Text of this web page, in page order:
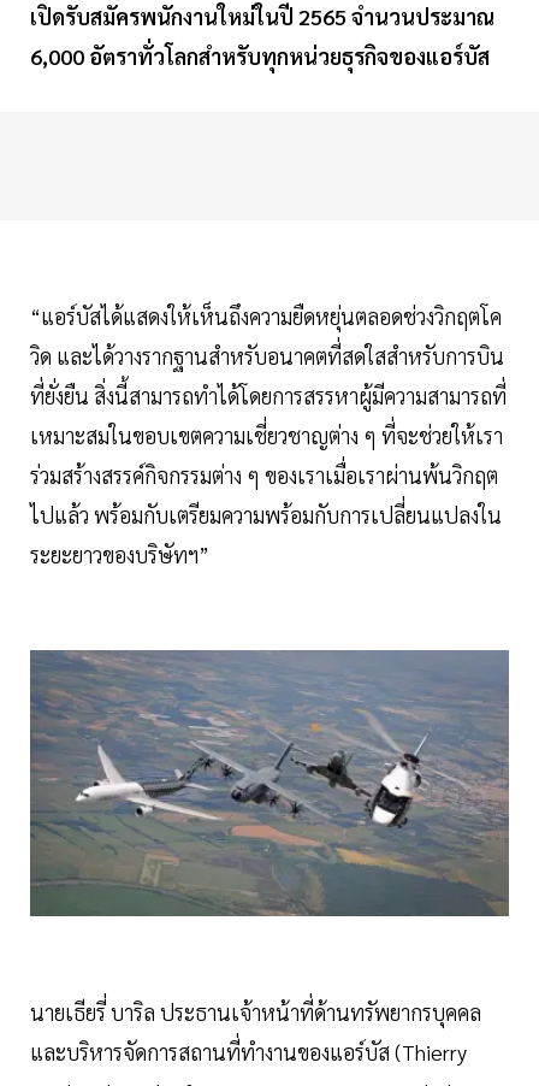
เปิดรับสมัครพนักงานใหม่ในปี 2565 จำนวนประมาณ
6,000 อัตราทั่วโลกสำหรับทุกหน่วยธุรกิจของแอร์บัส
“แอร์บัสได้แสดงให้เห็นถึงความยืดหยุ่นตลอดช่วงวิกฤตโค
วิด และได้วางรากฐานสำหรับอนาคตที่สดใสสำหรับการบิน
ที่ยั่งยืน สิ่งนี้สามารถทำได้โดยการสรรหาผู้มีความสามารถที่
เหมาะสมในขอบเขตความเชี่ยวชาญต่าง ๆ ที่จะช่วยให้เรา
ร่วมสร้างสรรค์กิจกรรมต่าง ๆ ของเราเมื่อเราผ่านพ้นวิกฤต
ไปแล้ว พร้อมกับเตรียมความพร้อมกับการเปลี่ยนแปลงใน
ระยะยาวของบริษัทฯ”
นายเธียรี่ บาริล ประธานเจ้าหน้าที่ด้านทรัพยากรบุคคล
และบริหารจัดการสถานที่ทำงานของแอร์บัส (Thierry